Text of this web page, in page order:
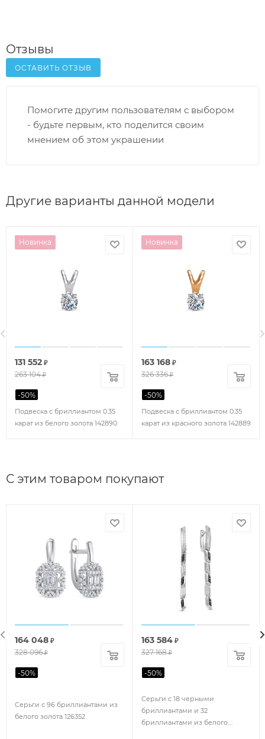
Отзывы
ОСТАВИТЬ ОТЗЫВ
Помогите другим пользователям с выбором
- будьте первым, кто поделится своим
мнением об этом украшении
Другие варианты данной модели
Новинка
Подвеска с бриллиантом 0.35
карат из белого золота 142890
131 552 ₽
263 104₽
-50%
Новинка
Подвеска с бриллиантом 0.35
карат из красного золота 142889
163 168 ₽
326 336₽
-50%
С этим товаром покупают
Серьги с 96 бриллиантами из
белого золота 126352
164 048 ₽
328 096₽
-50%
Серьги с 18 черными
бриллиантами и 32
бриллиантами из белого
163 584 ₽
327 168₽
-50%